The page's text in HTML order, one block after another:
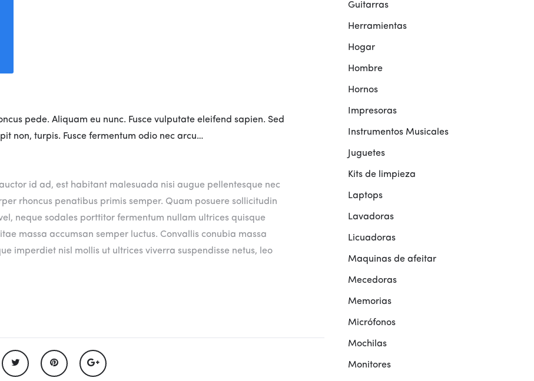
pede. Aliquam eu nunc. Fusce vulputate eleifend sapien. Sed
non, turpis. Fusce fermentum odio nec arcu…
id ad, est habitant malesuada nisi augue pellentesque nec
rhoncus penatibus primis semper. Quam posuere sollicitudin
neque sodales porttitor fermentum nullam ultrices quisque
massa accumsan semper luctus. Convallis conubia massa
imperdiet nisl mollis ut ultrices viverra suspendisse netus, leo
Guitarras
Herramientas
Hogar
Hombre
Hornos
Impresoras
Instrumentos Musicales
Juguetes
Kits de limpieza
Laptops
Lavadoras
Licuadoras
Maquinas de afeitar
Mecedoras
Memorias
Micrófonos
Mochilas
Monitores